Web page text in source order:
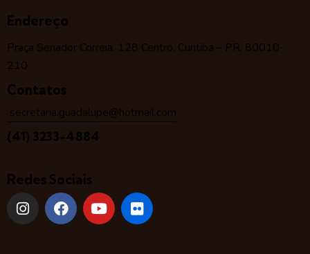
Endereço
Praça Senador Correia, 128 Centro, Curitiba – PR, 80010-
210
Contatos
secretaria.guadalupe@hotmail.com
(41) 3233-4884
Redes Sociais